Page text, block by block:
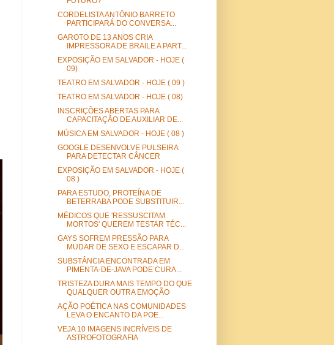
CORDELISTA ANTÔNIO BARRETO
PARTICIPARÁ DO CONVERSA...
GAROTO DE 13 ANOS CRIA
IMPRESSORA DE BRAILE A PART...
EXPOSIÇÃO EM SALVADOR - HOJE (
09)
TEATRO EM SALVADOR - HOJE ( 09 )
TEATRO EM SALVADOR - HOJE ( 08)
INSCRIÇÕES ABERTAS PARA
CAPACITAÇÃO DE AUXILIAR DE...
MÚSICA EM SALVADOR - HOJE ( 08 )
GOOGLE DESENVOLVE PULSEIRA
PARA DETECTAR CÂNCER
EXPOSIÇÃO EM SALVADOR - HOJE (
08 )
PARA ESTUDO, PROTEÍNA DE
BETERRABA PODE SUBSTITUIR...
MÉDICOS QUE 'RESSUSCITAM
MORTOS' QUEREM TESTAR TÉC...
GAYS SOFREM PRESSÃO PARA
MUDAR DE SEXO E ESCAPAR D...
SUBSTÂNCIA ENCONTRADA EM
PIMENTA-DE-JAVA PODE CURA...
TRISTEZA DURA MAIS TEMPO DO QUE
QUALQUER OUTRA EMOÇÃO
AÇÃO POÉTICA NAS COMUNIDADES
LEVA O ENCANTO DA POE...
VEJA 10 IMAGENS INCRÍVEIS DE
ASTROFOTOGRAFIA